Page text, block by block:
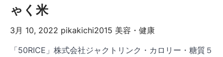
ゃく米
3月 10, 2022 pikakichi2015 美容・健康
「50RICE」株式会社ジャクトリンク・カロリー・糖質５